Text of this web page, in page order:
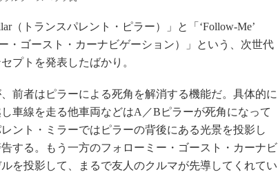
（トランスパレント・ピラー）」と「‘Follow-Me’
・ゴースト・カーナビゲーション）」という、次世代
プトを発表したばかり。
前者はピラーによる死角を解消する機能だ。具体的に
車線を走る他車両などはA／Bピラーが死角になって
ント・ミラーではピラーの背後にある光景を投影し
する。もう一方のフォローミー・ゴースト・カーナビ
を投影して、まるで友人のクルマが先導してくれてい